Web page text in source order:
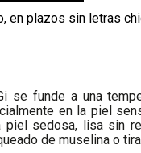
se funde a una
en la piel
sedosa, lisa sin
de muselina o